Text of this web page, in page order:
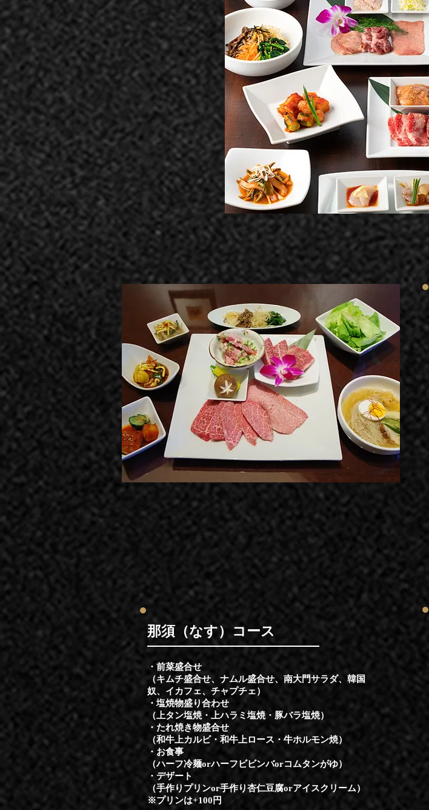
​那須（なす）コース
・前菜盛合せ
（キムチ盛合せ、ナムル盛合せ、南大門サラダ、韓国
奴、イカフェ、チャプチェ）
・塩焼物盛り合わせ
（上タン塩焼・上ハラミ塩焼・豚バラ塩焼）
・たれ焼き物盛合せ
（和牛上カルビ・和牛上ロース・牛ホルモン焼）
・お食事
（ハーフ冷麺orハーフビビンバorコムタンがゆ）
​・デザート
（手作りプリンor手作り杏仁豆腐orアイスクリーム）
※プリンは+100円